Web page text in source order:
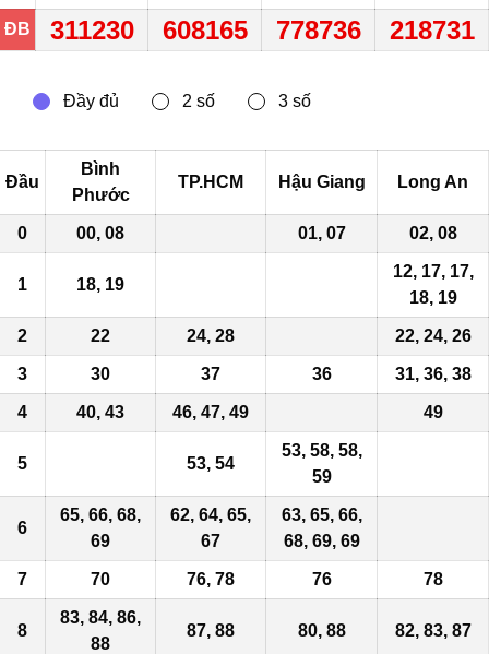
ĐB 311230 608165 778736 218731
Đầu
Bình
Phước
TP.HCM Hậu Giang Long An
0 00, 08 01, 07 02, 08
1 18, 19
12, 17, 17,
18, 19
2 22 24, 28 22, 24, 26
3 30 37 36 31, 36, 38
4 40, 43 46, 47, 49 49
5 53, 54
53, 58, 58,
59
6
65, 66, 68,
69
62, 64, 65,
67
63, 65, 66,
68, 69, 69
7 70 76, 78 76 78
8
83, 84, 86,
88
87, 88 80, 88 82, 83, 87